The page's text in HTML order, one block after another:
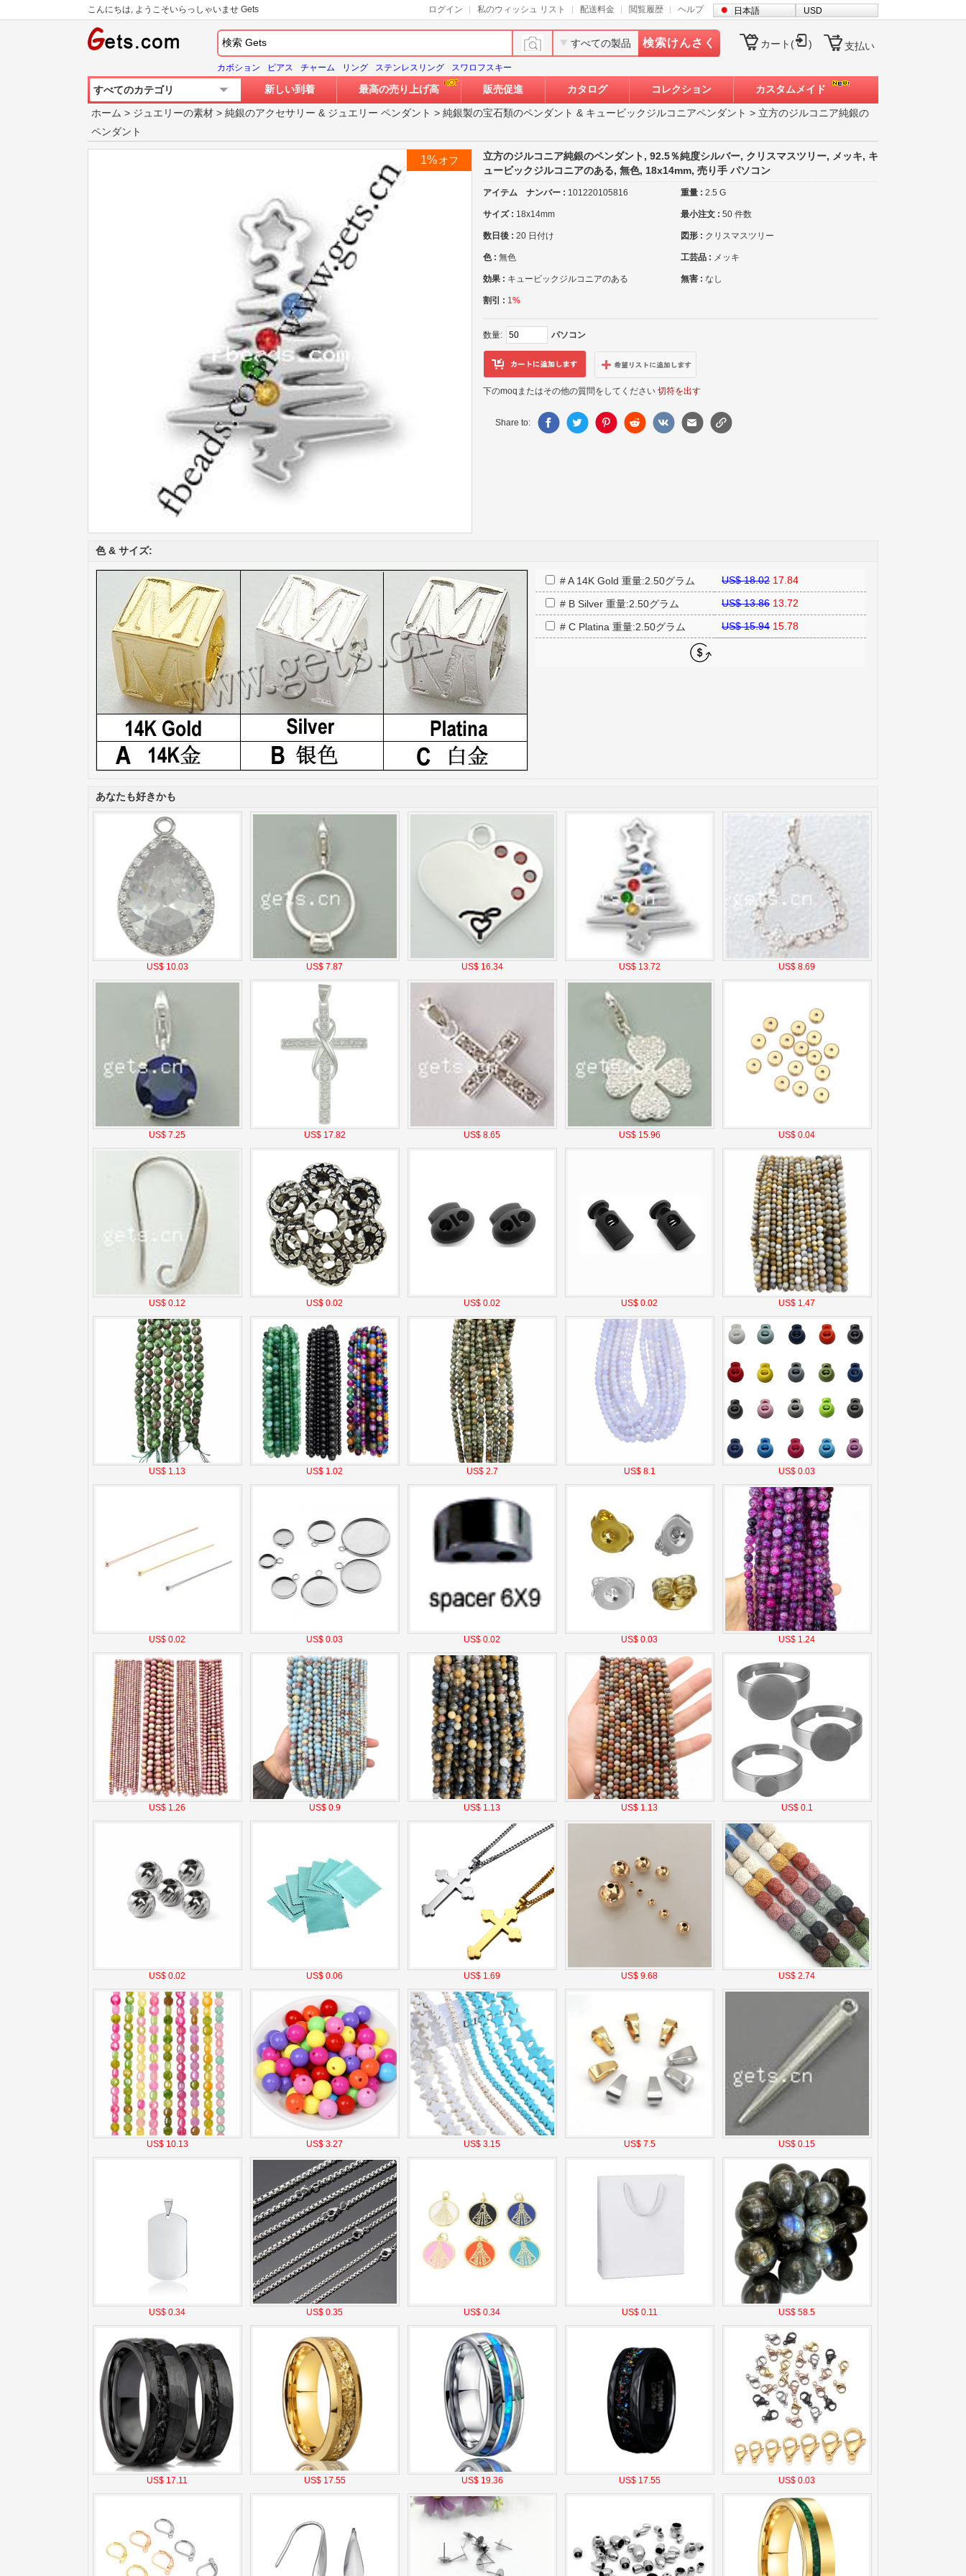
こんにちは, ようこそいらっしゃいませ Gets ログイン 私のウィッシュ リスト 配送料金 閲覧履歴 ヘルプ 日本語 USD
すべての製品 検索けんさく
カボション ピアス チャーム リング ステンレスリング スワロフスキー
カート( ) 支払い
すべてのカテゴリ 新しい到着 最高の売り上げ高 販売促進 カタログ コレクション カスタムメイド
ホーム > ジュエリーの素材 > 純銀のアクセサリー & ジュエリー ペンダント > 純銀製の宝石類のペンダント & キュービックジルコニアペンダント > 立方のジルコニア純銀の
ペンダント
1% オフ
立方のジルコニア純銀のペンダント, 92.5％純度シルバー, クリスマスツリー, メッキ, キ
ュービックジルコニアのある, 無色, 18x14mm, 売り手 パソコン
アイテム ナンバー : 101220105816 重量 : 2.5 G
サイズ : 18x14mm 最小注文 : 50 件数
数日後 : 20 日付け 図形 : クリスマスツリー
色 : 無色 工芸品 : メッキ
効果 : キュービックジルコニアのある 無害 : なし
割引 : 1%
数量: パソコン
下のmoqまたはその他の質問をしてください 切符を出す
Share to:
色 & サイズ:
# A 14K Gold 重量:2.50グラム US$ 18.02 17.84
# B Silver 重量:2.50グラム US$ 13.86 13.72
# C Platina 重量:2.50グラム US$ 15.94 15.78
あなたも好きかも
US$ 10.03 US$ 7.87 US$ 16.34 US$ 13.72 US$ 8.69
US$ 7.25 US$ 17.82 US$ 8.65 US$ 15.96 US$ 0.04
US$ 0.12 US$ 0.02 US$ 0.02 US$ 0.02 US$ 1.47
US$ 1.13 US$ 1.02 US$ 2.7 US$ 8.1 US$ 0.03
US$ 0.02 US$ 0.03 US$ 0.02 US$ 0.03 US$ 1.24
US$ 1.26 US$ 0.9 US$ 1.13 US$ 1.13 US$ 0.1
US$ 0.02 US$ 0.06 US$ 1.69 US$ 9.68 US$ 2.74
US$ 10.13 US$ 3.27 US$ 3.15 US$ 7.5 US$ 0.15
US$ 0.34 US$ 0.35 US$ 0.34 US$ 0.11 US$ 58.5
US$ 17.11 US$ 17.55 US$ 19.36 US$ 17.55 US$ 0.03